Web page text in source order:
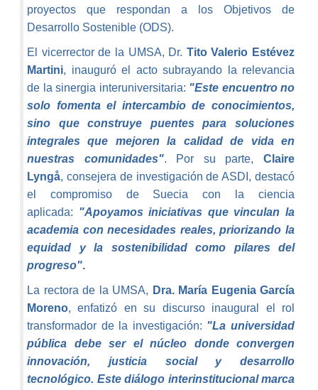
proyectos que respondan a los Objetivos de
Desarrollo Sostenible (ODS).
El vicerrector de la UMSA, Dr. Tito Valerio Estévez
Martini, inauguró el acto subrayando la relevancia
de la sinergia interuniversitaria: "Este encuentro no
solo fomenta el intercambio de conocimientos,
sino que construye puentes para soluciones
integrales que mejoren la calidad de vida en
nuestras comunidades". Por su parte,Claire
Lyngå, consejera de investigación de ASDI, destacó
el compromiso de Suecia con la ciencia
aplicada: "Apoyamos iniciativas que vinculan la
academia con necesidades reales, priorizando la
equidad y la sostenibilidad como pilares del
progreso".
La rectora de la UMSA, Dra. María Eugenia García
Moreno, enfatizó en su discurso inaugural el rol
transformador de la investigación: "La universidad
pública debe ser el núcleo donde convergen
innovación, justicia social y desarrollo
tecnológico. Este diálogo interinstitucional marca